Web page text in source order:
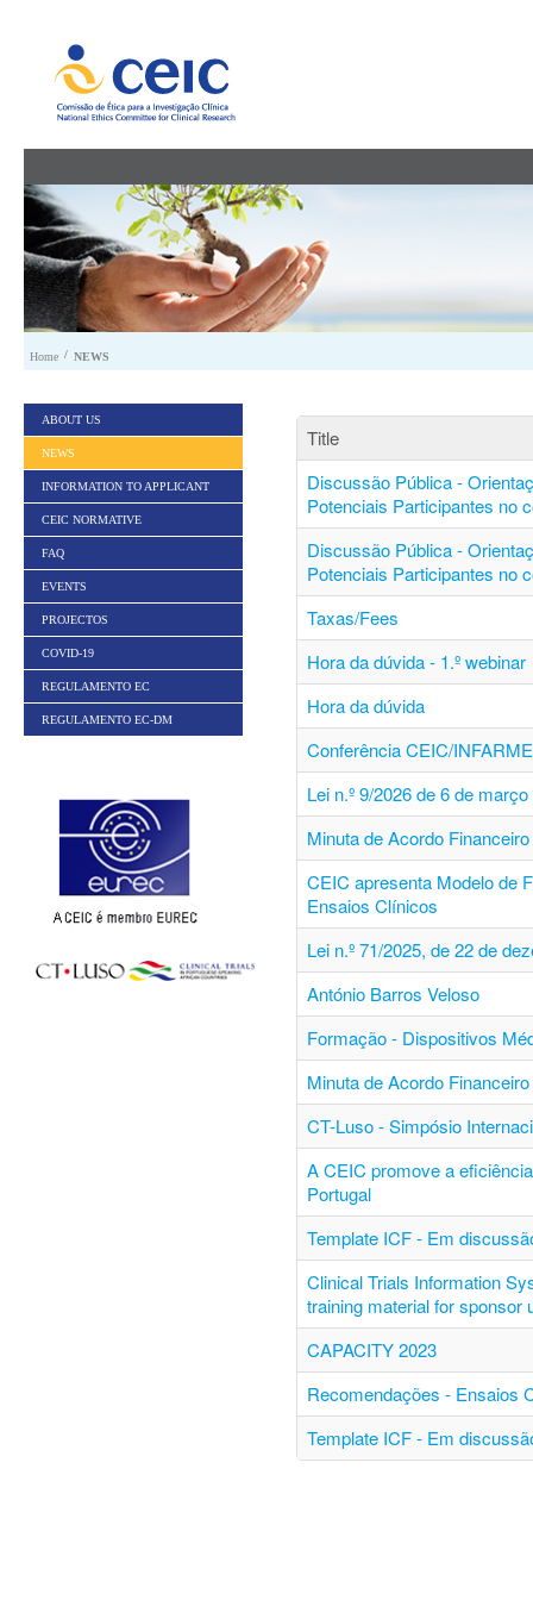
Home / NEWS
ABOUT US
NEWS
INFORMATION TO APPLICANT
CEIC NORMATIVE
FAQ
EVENTS
PROJECTOS
COVID-19
REGULAMENTO EC
REGULAMENTO EC-DM
Title
Discussão Pública -
Potenciais Participantes no
Discussão Pública -
Potenciais Participantes no
Taxas/Fees
Hora da dúvida - 1.º webinar
Hora da dúvida
Conferência CEIC/
Lei n.º 9/2026 de 6 de março
Minuta de Acordo
CEIC apresenta Modelo de
Ensaios Clínicos
Lei n.º 71/2025, de 22 de
António Barros Veloso
Formação - Dispositivos
Minuta de Acordo
CT-Luso - Simpósio
A CEIC promove a
Portugal
Template ICF - Em
Clinical Trials Information
training material for sponsor
CAPACITY 2023
Recomendações - Ensaios
Template ICF - Em